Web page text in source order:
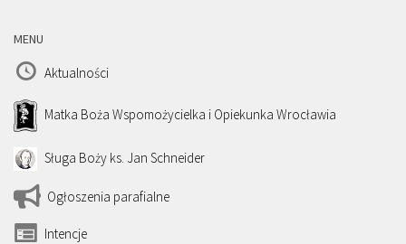
MENU
Aktualności
Matka Boża Wspomożycielka i Opiekunka Wrocławia
Sługa Boży ks. Jan Schneider
Ogłoszenia parafialne
Intencje